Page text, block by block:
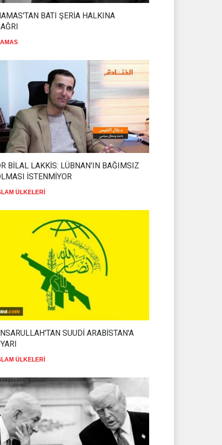
BATI ŞERİA HALKINA
BİLAL LAKKİS: LÜBNAN'IN BAĞIMSIZ
İSTENMİYOR
ÜLKELERİ
SUUDİ ARABİSTAN'A
ÜLKELERİ